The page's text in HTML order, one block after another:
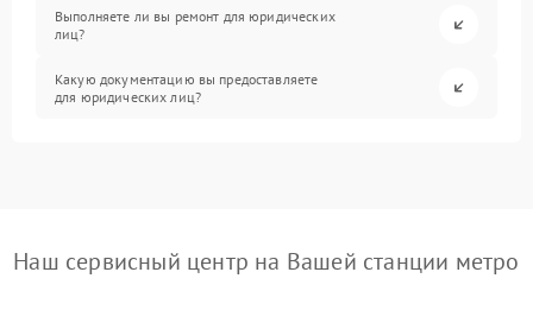
Выполняете ли вы ремонт для юридических
лиц?
Какую документацию вы предоставляете
для юридических лиц?
Наш сервисный центр на Вашей станции метро